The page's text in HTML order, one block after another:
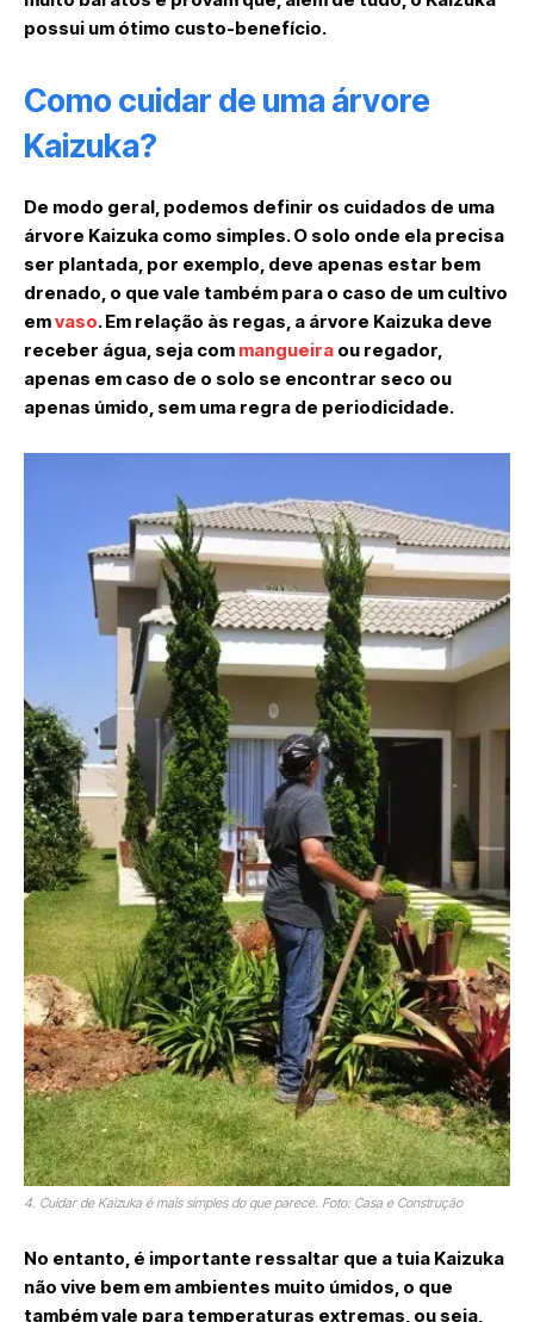
possui um ótimo custo-benefício.
Como cuidar de uma árvore
Kaizuka?
De modo geral, podemos definir os cuidados de uma
árvore Kaizuka como simples. O solo onde ela precisa
ser plantada, por exemplo, deve apenas estar bem
drenado, o que vale também para o caso de um cultivo
emvaso. Em relação às regas, a árvore Kaizuka deve
receber água, seja com mangueira ou regador,
apenas em caso de o solo se encontrar seco ou
apenas úmido, sem uma regra de periodicidade.
4. Cuidar de Kaizuka é mais simples do que parece. Foto: Casa e Construção
No entanto, é importante ressaltar que a tuia Kaizuka
não vive bem em ambientes muito úmidos, o que
também vale para temperaturas extremas, ou seja,